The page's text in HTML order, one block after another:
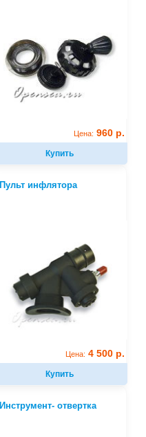
Цена: 960 р.
Купить
Пульт инфлятора
Цена: 4 500 р.
Купить
Инструмент- отвертка